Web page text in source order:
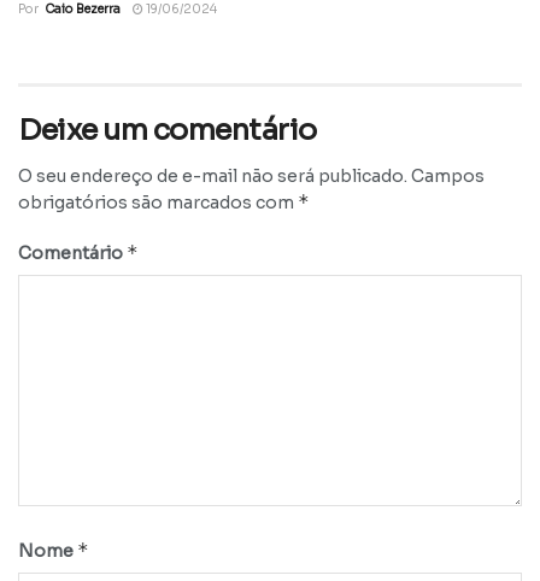
Por Caio Bezerra 19/06/2024
Deixe um comentário
O seu endereço de e-mail não será publicado. Campos
obrigatórios são marcados com *
Comentário *
Nome *